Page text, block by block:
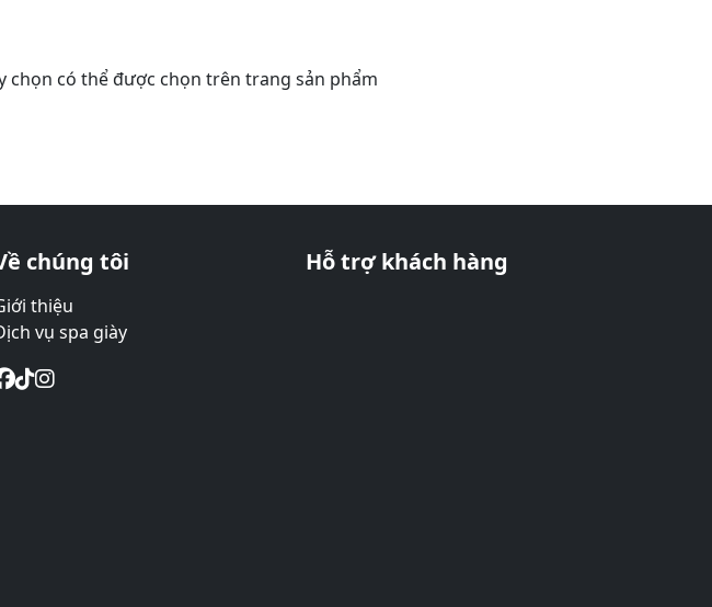
chọn có thể được chọn trên trang sản phẩm
chúng tôi
thiệu
vụ spa giày
Hỗ trợ khách hàng